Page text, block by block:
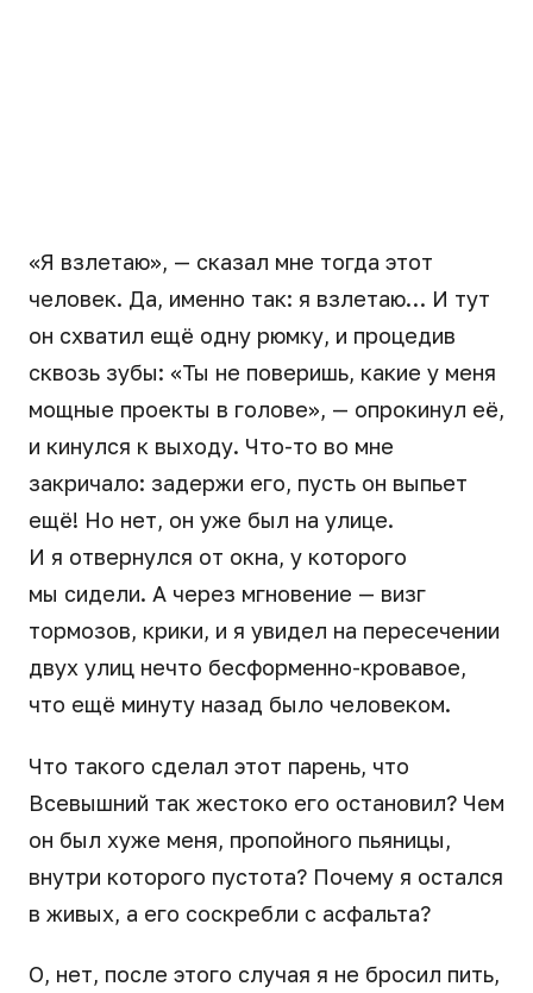
«Я взлетаю», — сказал мне тогда этот
человек. Да, именно так: я взлетаю… И тут
он схватил ещё одну рюмку, и процедив
сквозь зубы: «Ты не поверишь, какие у меня
мощные проекты в голове», — опрокинул её,
и кинулся к выходу. Что-то во мне
закричало: задержи его, пусть он выпьет
ещё! Но нет, он уже был на улице.
И я отвернулся от окна, у которого
мы сидели. А через мгновение — визг
тормозов, крики, и я увидел на пересечении
двух улиц нечто бесформенно-кровавое,
что ещё минуту назад было человеком.
Что такого сделал этот парень, что
Всевышний так жестоко его остановил? Чем
он был хуже меня, пропойного пьяницы,
внутри которого пустота? Почему я остался
в живых, а его соскребли с асфальта?
О, нет, после этого случая я не бросил пить,